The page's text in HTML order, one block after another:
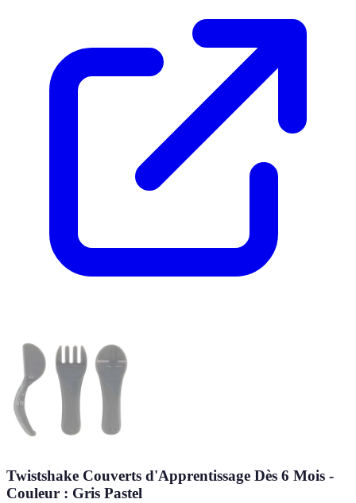
Twistshake Couverts d'Apprentissage Dès 6 Mois -
Couleur : Gris Pastel